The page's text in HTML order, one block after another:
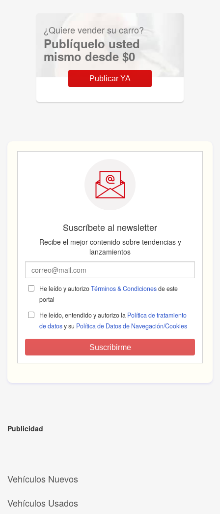
¿Quiere vender su carro?
Publíquelo usted
mismo desde $0
Publicar YA
Suscríbete al newsletter
Recibe el mejor contenido sobre tendencias y
lanzamientos
He leído y autorizoTérminos & Condicionesde este
portal
He leído, entendido y autorizo la Política de tratamiento
de datosy su Política de Datos de Navegación/Cookies
Suscribirme
Publicidad
Vehículos Nuevos
Vehículos Usados